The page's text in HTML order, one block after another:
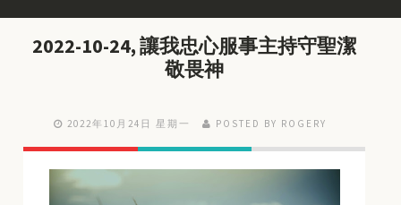
2022-10-24, 讓我忠心服事主持守聖潔
敬畏神
2022年10月24日 星期一 POSTED BY ROGERY